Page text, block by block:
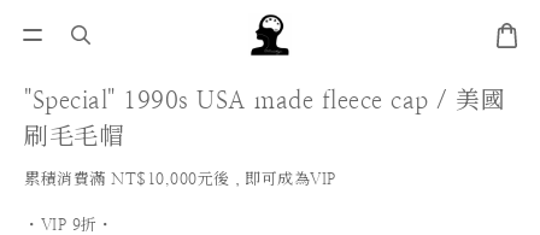
"Special" 1990s USA made fleece cap / 美國
刷毛毛帽
累積消費滿 NT$10,000元後，即可成為VIP
・VIP 9折・